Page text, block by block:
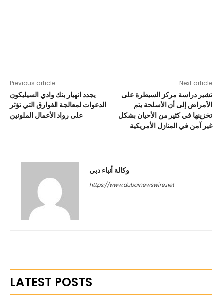
Previous article
يجدد انهيار بنك وادي السيليكون
الدعوات لمعالجة الفوارق التي تؤثر
على رواد الأعمال الملونين
Next article
تشير دراسة مركز السيطرة على
الأمراض إلى أن الأسلحة يتم
تخزينها في كثير من الأحيان بشكل
غير آمن في المنازل الأمريكية
وكالة أنباء دبي
https://www.dubainewswire.net
LATEST POSTS